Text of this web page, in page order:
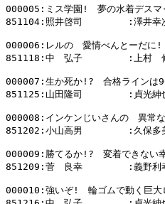
000005:ミス学園!　夢の水着デスマ
851104:照井啓司        :澤井
000006:レルの　愛情べんとーだに!
851118:中　弘子        :上村
000007:生か死か!?　合格ラインは
851125:山田隆司        :貞光
000008:インケンじいさんの　異常
851202:小山高男        :久保
000009:勝てるか!?　変着できない
851209:菅　良幸        :義野
000010:強いぞ!　輪ゴムで動く巨大